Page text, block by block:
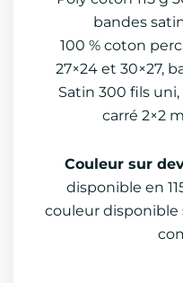
bandes
100 % coton
27×24 et 30×27,
Satin 300 fils
carré 2×2
Couleur sur
disponible en
couleur